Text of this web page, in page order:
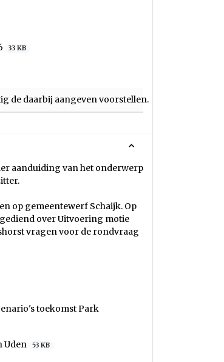
33 KB
de daarbij aangeven voorstellen.
aanduiding van het onderwerp
op gemeentewerf Schaijk. Op
over Uitvoering motie
vragen voor de rondvraag
toekomst Park
Uden 53 KB